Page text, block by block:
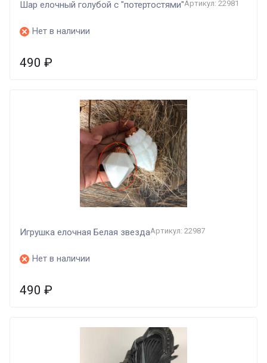
Шар елочный голубой с "потертостями"Артикул: 22981
Нет в наличии
490 ₽
Игрушка елочная Белая звездаАртикул: 22987
Нет в наличии
490 ₽